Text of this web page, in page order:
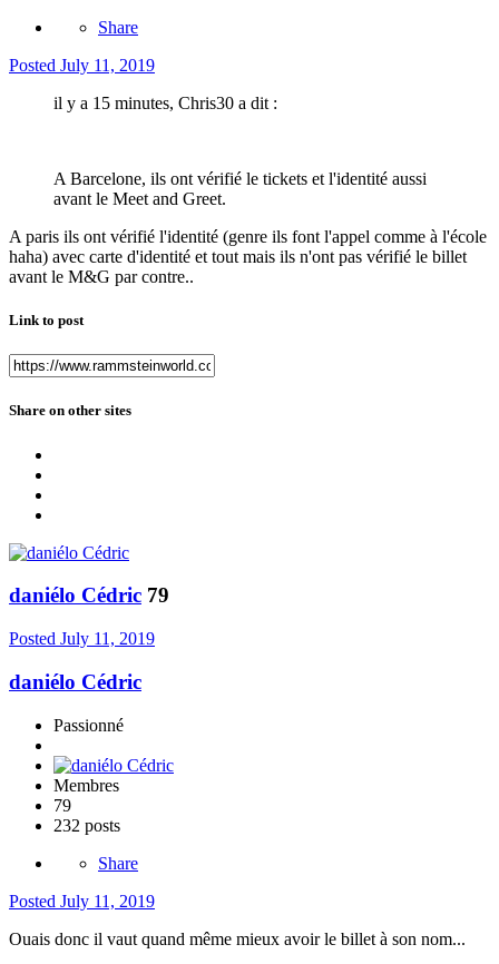
Share
Posted July 11, 2019
il y a 15 minutes, Chris30 a dit :
A Barcelone, ils ont vérifié le tickets et l'identité aussi
avant le Meet and Greet.
A paris ils ont vérifié l'identité (genre ils font l'appel comme à l'école
haha) avec carte d'identité et tout mais ils n'ont pas vérifié le billet
avant le M&G par contre..
Link to post
Share on other sites
daniélo Cédric 79
Posted July 11, 2019
daniélo Cédric
Passionné
Membres
79
232 posts
Share
Posted July 11, 2019
Ouais donc il vaut quand même mieux avoir le billet à son nom...